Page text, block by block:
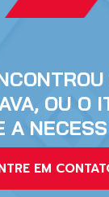
OU O
A
EM